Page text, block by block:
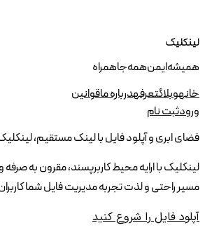
لینکلیک
همیشه ایمن همه جا همراه
خانهوبلاگتعرفهدرباره ماقوانین
ورودثبت نام
فضای ابری و آپلود فایل با لینک مستقیم،
لینکلیک با ارایه محیط کاربرپسند، مقرون به صرفه و
مسیر راحتی و لذت تجربه مدیریت فایل شما
آپلود فایل را شروع کنید